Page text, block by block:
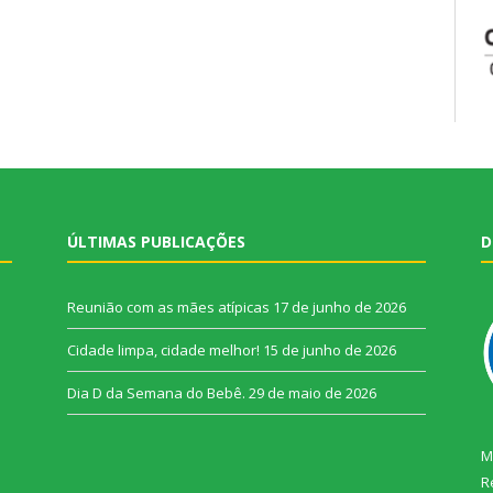
ÚLTIMAS PUBLICAÇÕES
Reunião com as mães atípicas 17 de junho de 2026
Cidade limpa, cidade melhor! 15 de junho de 2026
Dia D da Semana do Bebê. 29 de maio de 2026